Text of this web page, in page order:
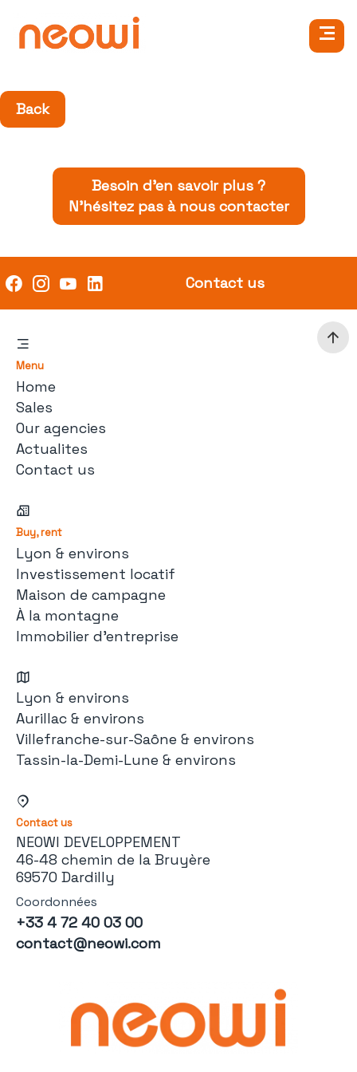
Back
Besoin d’en savoir plus ?
N’hésitez pas à nous contacter
Contact us
Menu
Home
Sales
Our agencies
Actualites
Contact us
Buy, rent
Lyon & environs
Investissement locatif
Maison de campagne
À la montagne
Immobilier d'entreprise
Lyon & environs
Aurillac & environs
Villefranche-sur-Saône & environs
Tassin-la-Demi-Lune & environs
Contact us
NEOWI DEVELOPPEMENT
46-48 chemin de la Bruyère
69570 Dardilly
Coordonnées
+33 4 72 40 03 00
contact@neowi.com